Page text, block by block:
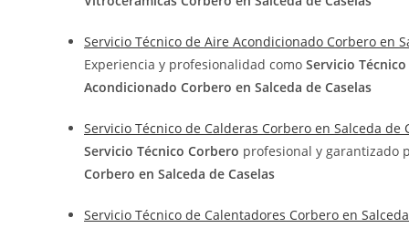
Servicio Técnico de Aire Acondicionado Corbero en
Experiencia y profesionalidad como Servicio
Acondicionado Corbero en Salceda de Caselas
Servicio Técnico de Calderas Corbero en Salceda de
Servicio Técnico Corbero profesional y garantizado
Corbero en Salceda de Caselas
Servicio Técnico de Calentadores Corbero en